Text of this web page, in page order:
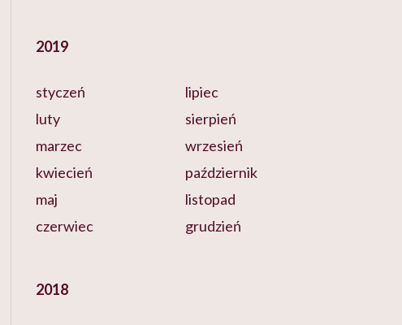
2019
styczeń
luty
marzec
kwiecień
maj
czerwiec
lipiec
sierpień
wrzesień
październik
listopad
grudzień
2018